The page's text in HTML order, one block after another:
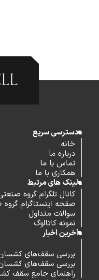
دسترسی سریع
خانه
درباره ما
تماس با ما
همکاری با ما
لینک های مرتبط
کانال تلگرام گروه
صفحه اینستاگرام
سوالات متداول
نمونه کاتالوگ
آخرین اخبار
بررسی سقف‌های کشسان و
بررسی سقف‌های
راهنمای جامع سقف